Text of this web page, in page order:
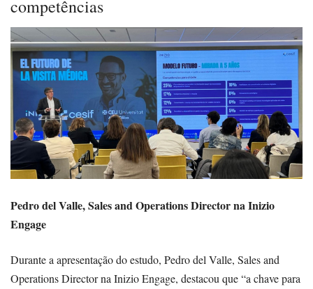
competências
Pedro del Valle, Sales and Operations Director na Inizio
Engage
Durante a apresentação do estudo, Pedro del Valle, Sales and
Operations Director na Inizio Engage, destacou que “a chave para